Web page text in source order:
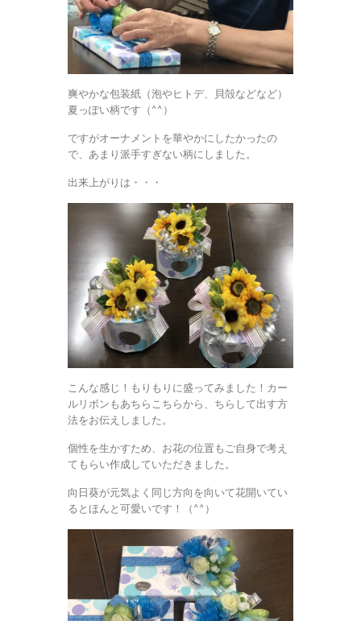
爽やかな包装紙（泡やヒトデ、貝殻などなど）
夏っぽい柄です（^^）
ですがオーナメントを華やかにしたかったの
で、あまり派手すぎない柄にしました。
出来上がりは・・・
こんな感じ！もりもりに盛ってみました！カー
ルリボンもあちらこちらから、ちらして出す方
法をお伝えしました。
個性を生かすため、お花の位置もご自身で考え
てもらい作成していただきました。
向日葵が元気よく同じ方向を向いて花開いてい
るとほんと可愛いです！（^^）